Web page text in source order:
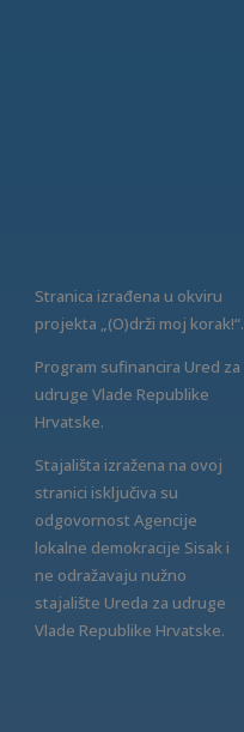
Stranica izrađena u okviru
projekta „(O)drži moj korak!“.
Program sufinancira Ured za
udruge Vlade Republike
Hrvatske.
Stajališta izražena na ovoj
stranici isključiva su
odgovornost Agencije
lokalne demokracije Sisak i
ne odražavaju nužno
stajalište Ureda za udruge
Vlade Republike Hrvatske.